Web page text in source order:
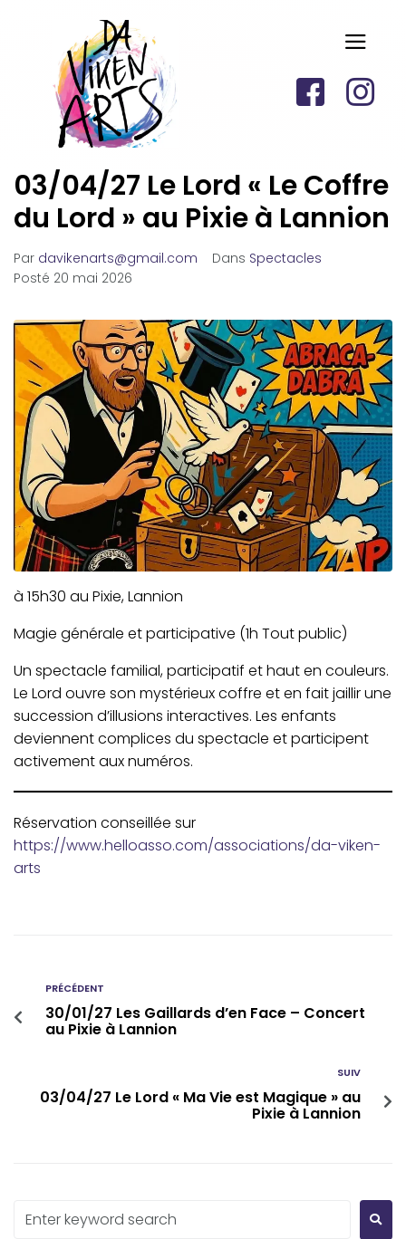
03/04/27 Le Lord « Le Coffre
du Lord » au Pixie à Lannion
Par davikenarts@gmail.com Dans Spectacles
Posté 20 mai 2026
à 15h30 au Pixie, Lannion
Magie générale et participative (1h Tout public)
Un spectacle familial, participatif et haut en couleurs.
Le Lord ouvre son mystérieux coffre et en fait jaillir une
succession d’illusions interactives. Les enfants
deviennent complices du spectacle et participent
activement aux numéros.
Réservation conseillée sur
https://www.helloasso.com/associations/da-viken-
arts
PRÉCÉDENT
30/01/27 Les Gaillards d’en Face – Concert
au Pixie à Lannion
SUIV
03/04/27 Le Lord « Ma Vie est Magique » au
Pixie à Lannion